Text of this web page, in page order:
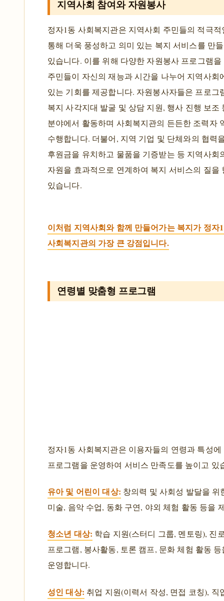
지역사회 참여와 자원봉사
정자1동 사회복지관은 지역사회 주민들의 적극
통해 더욱 풍성하고 의미 있는 복지 서비스를 만
있습니다. 이를 위해 다양한 자원봉사 프로그램
주민들이 자신의 재능과 시간을 나누어 지역사회
있는 기회를 제공합니다. 자원봉사자들은 프로그
복지 사각지대 발굴 및 상담 지원, 행사 진행 보조
분야에서 활동하며 사회복지관의 든든한 조력자
수행합니다. 더불어, 지역 기업 및 단체와의 협력
후원금을 유치하고 물품을 기증받는 등 지역사회
자원을 효과적으로 연계하여 복지 서비스의 질을
있습니다.
이처럼 지역사회와 함께 만들어가는 복지가 정자
사회복지관의 가장 큰 강점입니다.
연령별 맞춤형 프로그램
정자1동 사회복지관은 이용자들의 연령과 특성
프로그램을 운영하여 서비스 만족도를 높이고 있
유아 및 어린이 대상: 창의력 및 사회성 발달을 위
미술, 음악 수업, 동화 구연, 야외 체험 활동 등을
청소년 대상: 학습 지원(스터디 그룹, 멘토링), 진
프로그램, 봉사활동, 토론 캠프, 문화 체험 활동 등
운영합니다.
성인 대상: 취업 지원(이력서 작성, 면접 코칭), 직